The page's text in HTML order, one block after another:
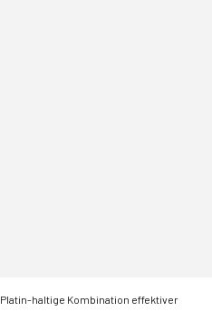
Platin-haltige Kombination effektiver